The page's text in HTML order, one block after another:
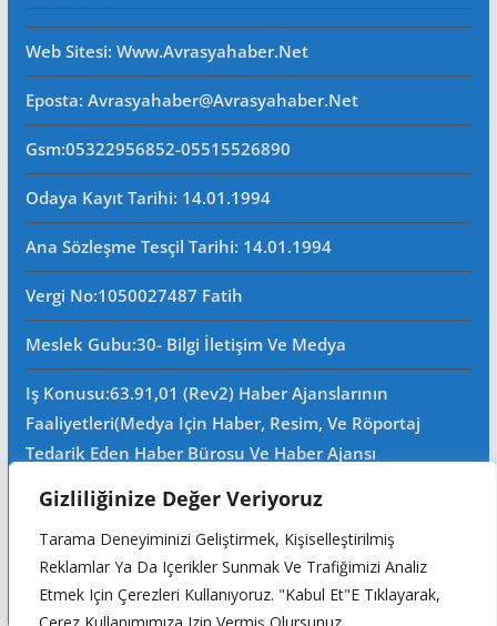
Gizliliğinize Değer Veriyoruz
Tarama Deneyiminizi Geliştirmek, Kişiselleştirilmiş
Reklamlar Ya Da Içerikler Sunmak Ve Trafiğimizi Analiz
Etmek Için Çerezleri Kullanıyoruz. "Kabul Et"e Tıklayarak,
Web Sitesi: Www.avrasyahaber.net
Eposta: Avrasyahaber@avrasyahaber.net
Gsm:05322956852-05515526890
Odaya Kayıt Tarihi: 14.01.1994
Ana Sözleşme Tesçil Tarihi: 14.01.1994
Vergi No:1050027487 Fatih
Meslek Gubu:30- Bilgi İletişim Ve Medya
Iş Konusu:63.91,01 (Rev2) Haber Ajanslarının
Faaliyetleri(Medya Için Haber, Resim, Ve Röportaj
Tedarik Eden Haber Bürosu Ve Haber Ajansı
Filimcilik, Yayıncılık, Prodöktörlük, Reklamcılık Işleri Ile
Ana Sözleşmede Yazılı Olan Diğer Işleri Yapar.
Mersis No: 0105002748700015